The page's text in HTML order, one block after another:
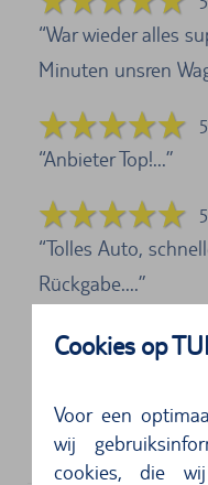
Cookies op
Voor een
wij
cookies, die
War wieder alles
Minuten unsren
Anbieter Top!...
Tolles Auto,
Rückgabe....
demnach gut zu
d...